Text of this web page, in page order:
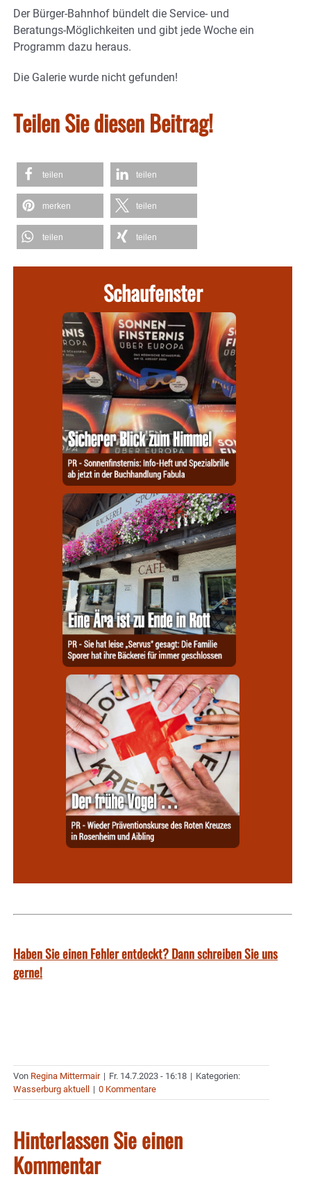
Der Bürger-Bahnhof bündelt die Service- und
Beratungs-Möglichkeiten und gibt jede Woche ein
Programm dazu heraus.
Die Galerie wurde nicht gefunden!
Teilen Sie diesen Beitrag!
teilen teilen
merken teilen
teilen teilen
Schaufenster
Haben Sie einen Fehler entdeckt? Dann schreiben Sie uns
gerne!
Von Regina Mittermair | Fr. 14.7.2023 - 16:18 | Kategorien:
Wasserburg aktuell | 0 Kommentare
Hinterlassen Sie einen
Kommentar